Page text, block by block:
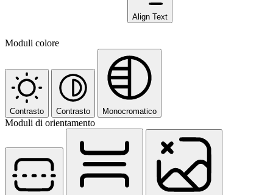
Align Text
Moduli colore
Contrasto Contrasto Monocromatico
Moduli di orientamento